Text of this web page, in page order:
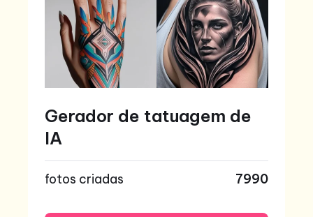
Gerador de tatuagem de
IA
fotos criadas 7990